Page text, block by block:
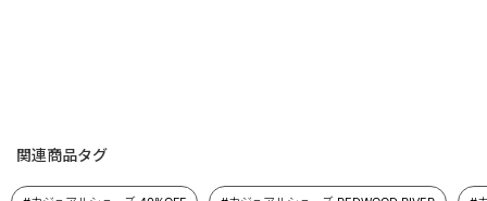
関連商品タグ